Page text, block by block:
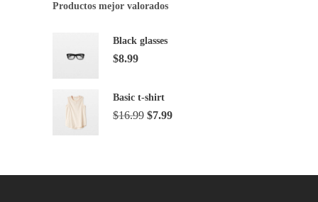
device
swipe
gestures.
Productos mejor valorados
Black glasses
$8.99
Basic t-shirt
$16.99 $7.99